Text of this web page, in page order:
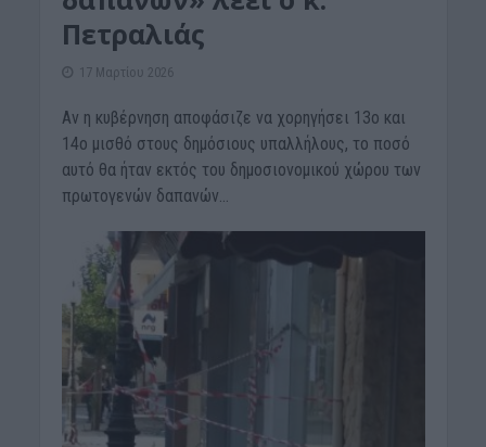
Πετραλιάς
17 Μαρτίου 2026
Αν η κυβέρνηση αποφάσιζε να χορηγήσει 13ο και
14ο μισθό στους δημόσιους υπαλλήλους, το ποσό
αυτό θα ήταν εκτός του δημοσιονομικού χώρου των
πρωτογενών δαπανών...